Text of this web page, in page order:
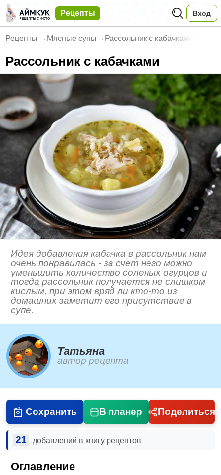
Рецепты Вход
Рецепты → Мясные супы → Рассольник с кабачками
Рассольник с кабачками
Идея добавления кабачка в рассольник нам
очень понравилась - за счет него можно
уменьшить количество соленых огурцов и
тогда рассольник получается не слишком
кислым, при этом вряд ли кто-то из
домашних заметит его присутствие в
супе.
Татьяна
автор рецепта
Сохранить В планер Поделиться
21 добавлений в книгу рецептов
Оглавление